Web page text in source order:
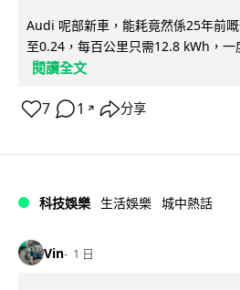
Audi 呢部新車，能耗竟然係25年前
至0.24，每百公里只需12.8 kWh，
閱讀全文
7 1 ↗ 分享
科技娛樂 生活娛樂 城中熱話
Vin 1 日